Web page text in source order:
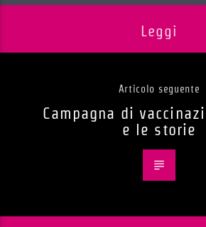
Leggi
Articolo seguente
Campagna di
e le storie